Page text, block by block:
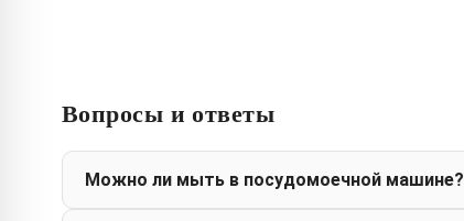
Вопросы и ответы
Можно ли мыть в посудомоечной машине?